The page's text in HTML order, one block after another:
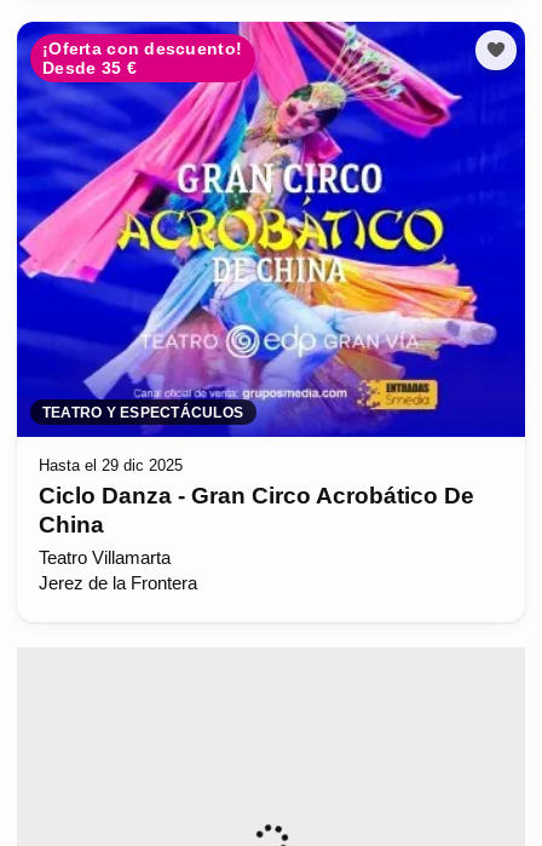
¡Oferta con descuento!
Desde 35 €
TEATRO Y ESPECTÁCULOS
Hasta el 29 dic 2025
Ciclo Danza - Gran Circo Acrobático De
China
Teatro Villamarta
Jerez de la Frontera